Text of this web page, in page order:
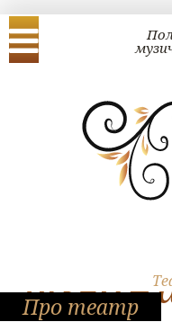
Про театр
ЗМІ